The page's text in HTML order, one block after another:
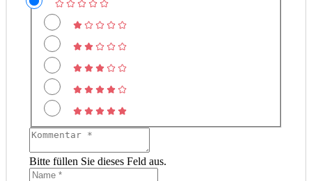
Bitte füllen Sie dieses Feld aus.